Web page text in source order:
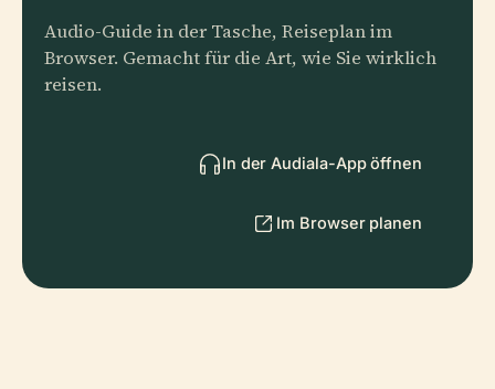
Audio-Guide in der Tasche, Reiseplan im
Browser. Gemacht für die Art, wie Sie wirklich
reisen.
In der Audiala-App öffnen
Im Browser planen